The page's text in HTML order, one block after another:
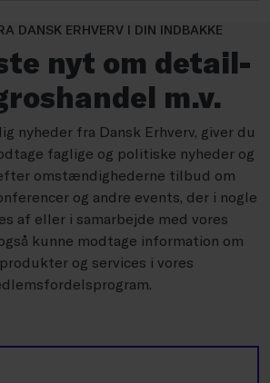
DANSK ERHVERV I DIN INDBAKKE
nyt om detail-
m.v.
nyheder fra Dansk Erhverv, giver du
faglige og politiske nyheder og
omstændighederne tilbud om
og andre events, der i nogle
af eller i samarbejde med vores
kunne modtage information om
og services i vores